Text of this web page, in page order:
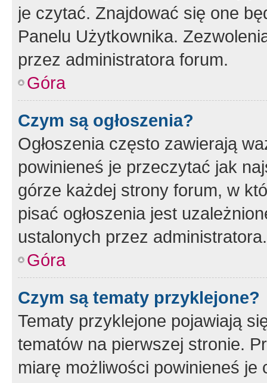
je czytać. Znajdować się one
Panelu Użytkownika.
przez administratora forum.
Góra
Czym są ogłoszenia?
Ogłoszenia często zawierają
powinieneś je przeczytać jak
górze każdej strony forum, w
pisać ogłoszenia jest
ustalonych przez administratora.
Góra
Czym są tematy przyklejone?
Tematy przyklejone pojawiają
tematów na pierwszej stronie.
miarę możliwości powinieneś je